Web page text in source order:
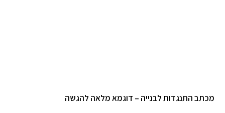
מכתב התנגדות לבנייה – דוגמא מלאה להגשה